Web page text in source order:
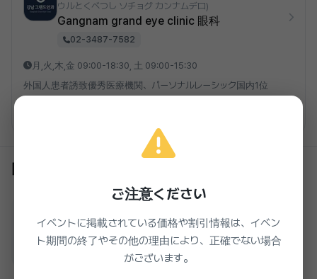
ウルとくべつし ソチョグ カンナムデロ)
Gangnam grand eye clinic 眼科
02-3487-7582
月,火,木,金 09:00-18:30, 土 09:00-15:30
外国人患者誘致優秀医療機関、パーソナルレーシック国内1位
準備中
Gangnam Grand Eye Clinic
安全で回復が早い ベーシック レーシック・
ラゼック
16%1,000,000₩
2026.03.27 ~ 2027.03.27
ご注意ください
イベントに掲載されている価格や割引情報は、イベン
ト期間の終了やその他の理由により、正確でない場合
がございます。